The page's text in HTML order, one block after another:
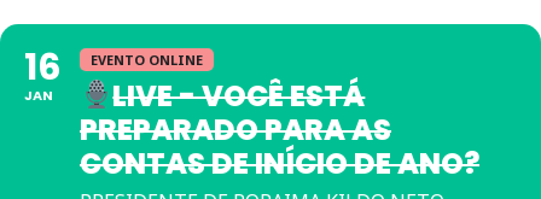
16
JAN
EVENTO ONLINE
LIVE - VOCÊ ESTÁ
PREPARADO PARA AS
CONTAS DE INÍCIO DE ANO?